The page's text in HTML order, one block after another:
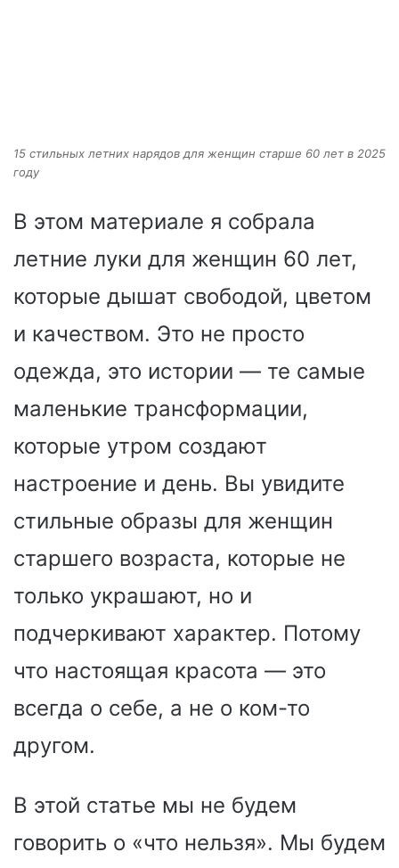
15 стильных летних нарядов для женщин старше 60 лет в 2025
году
В этом материале я собрала
летние луки для женщин 60 лет,
которые дышат свободой, цветом
и качеством. Это не просто
одежда, это истории — те самые
маленькие трансформации,
которые утром создают
настроение и день. Вы увидите
стильные образы для женщин
старшего возраста, которые не
только украшают, но и
подчеркивают характер. Потому
что настоящая красота — это
всегда о себе, а не о ком-то
другом.
В этой статье мы не будем
говорить о «что нельзя». Мы будем